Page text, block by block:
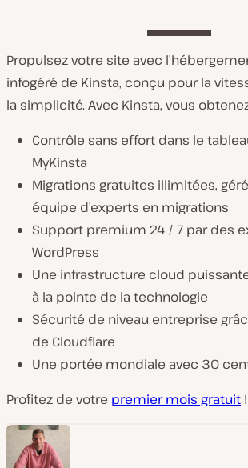
Propulsez votre site avec
infogéré de Kinsta, conçu pour la
la simplicité. Avec Kinsta, vous
Contrôle sans effort dans le
MyKinsta
Migrations gratuites illimitées,
équipe d’experts en migrations
Support premium 24 / 7 par des
WordPress
Une infrastructure cloud
à la pointe de la technologie
Sécurité de niveau entreprise
de Cloudflare
Une portée mondiale avec 30
Profitez de votre premier mois gratuit !